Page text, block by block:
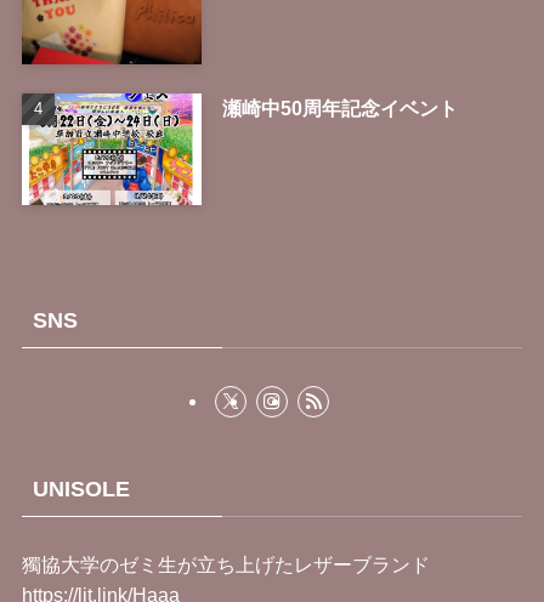
瀬崎中50周年記念イベント
SNS
UNISOLE
獨協大学のゼミ生が立ち上げたレザーブランド
https://lit.link/Haaa